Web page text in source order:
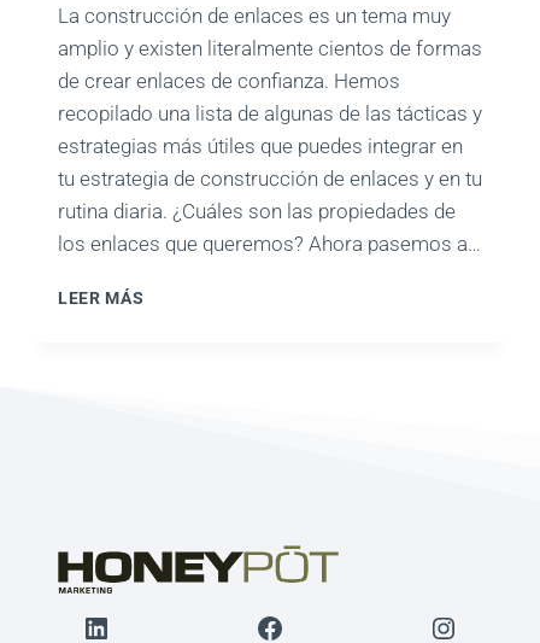
La construcción de enlaces es un tema muy
amplio y existen literalmente cientos de formas
de crear enlaces de confianza. Hemos
recopilado una lista de algunas de las tácticas y
estrategias más útiles que puedes integrar en
tu estrategia de construcción de enlaces y en tu
rutina diaria. ¿Cuáles son las propiedades de
los enlaces que queremos? Ahora pasemos a…
LEER MÁS
LinkedIn Facebook